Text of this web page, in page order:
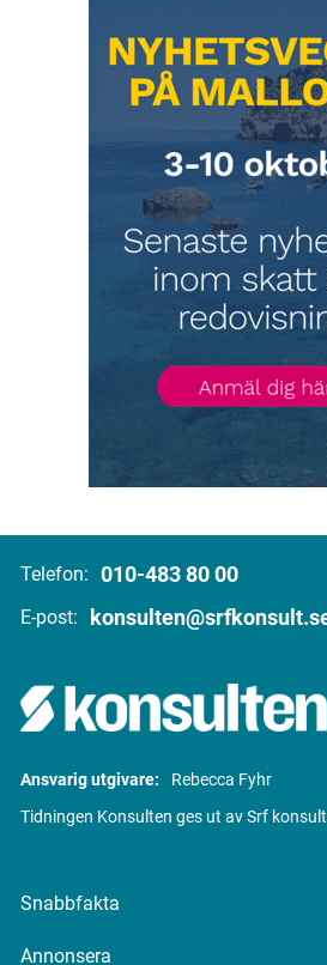
Telefon: 010-483 80 00
E-post:
Ansvarig utgivare:
Rebecca Fyhr
Tidningen Konsulten ges ut av Srf
Snabbfakta
Annonsera